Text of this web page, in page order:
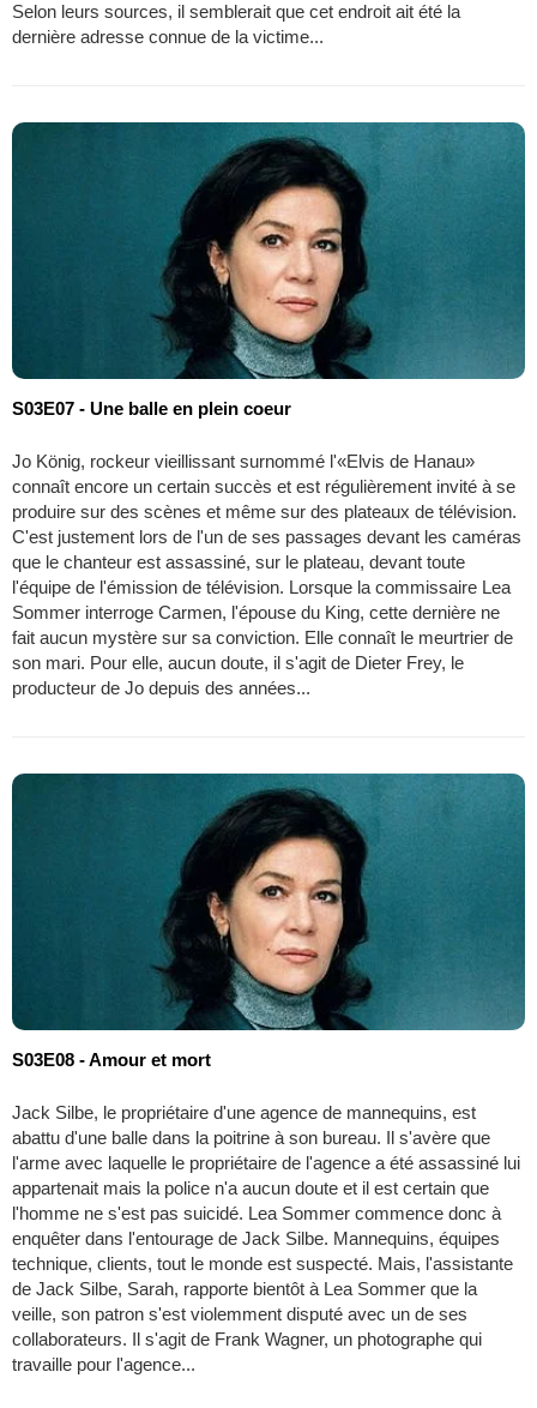
Selon leurs sources, il semblerait que cet endroit ait été la
dernière adresse connue de la victime...
S03E07 - Une balle en plein coeur
Jo König, rockeur vieillissant surnommé l'«Elvis de Hanau»
connaît encore un certain succès et est régulièrement invité à se
produire sur des scènes et même sur des plateaux de télévision.
C'est justement lors de l'un de ses passages devant les caméras
que le chanteur est assassiné, sur le plateau, devant toute
l'équipe de l'émission de télévision. Lorsque la commissaire Lea
Sommer interroge Carmen, l'épouse du King, cette dernière ne
fait aucun mystère sur sa conviction. Elle connaît le meurtrier de
son mari. Pour elle, aucun doute, il s'agit de Dieter Frey, le
producteur de Jo depuis des années...
S03E08 - Amour et mort
Jack Silbe, le propriétaire d'une agence de mannequins, est
abattu d'une balle dans la poitrine à son bureau. Il s'avère que
l'arme avec laquelle le propriétaire de l'agence a été assassiné lui
appartenait mais la police n'a aucun doute et il est certain que
l'homme ne s'est pas suicidé. Lea Sommer commence donc à
enquêter dans l'entourage de Jack Silbe. Mannequins, équipes
technique, clients, tout le monde est suspecté. Mais, l'assistante
de Jack Silbe, Sarah, rapporte bientôt à Lea Sommer que la
veille, son patron s'est violemment disputé avec un de ses
collaborateurs. Il s'agit de Frank Wagner, un photographe qui
travaille pour l'agence...